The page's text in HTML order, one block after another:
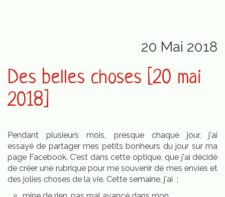
20 Mai 2018
Des belles choses [20 mai
2018]
Pendant plusieurs mois, presque chaque jour, j'ai
essayé de partager mes petits bonheurs du jour sur ma
page Facebook. C'est dans cette optique, que j'ai décidé
de créer une rubrique pour me souvenir de mes envies et
des jolies choses de la vie. Cette semaine, j'ai :